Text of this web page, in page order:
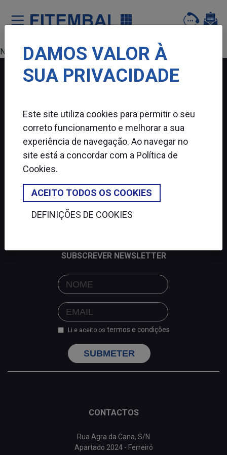
Saltar para o conteï¿½do principal da pï¿½gina
Nenhum produto encontrado.
SIGA-NOS
SUBSCREVER NEWSLETTER
Li e aceito os termos e condições
SUBMETER
CONTACTOS
Rua Agra da Cana, S/N
Apartado 2024 - Ferreiró
DAMOS VALOR À
SUA PRIVACIDADE
Este site utiliza cookies para permitir o seu
correto funcionamento e melhorar a sua
experiência de navegação. Ao navegar no
site está a concordar com a Política de
Cookies.
ACEITO TODOS OS COOKIES
DEFINIÇÕES DE COOKIES